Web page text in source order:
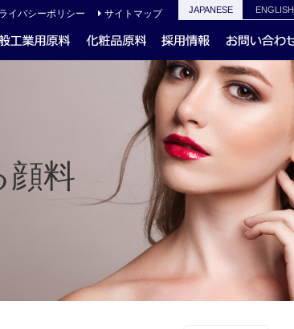
イバシーポリシー サイトマップ JAPANESE ENGLISH
顔料